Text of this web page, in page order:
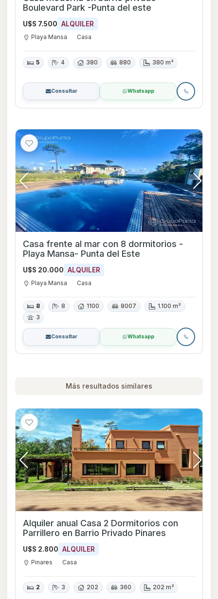
Boulevard Park -Punta del este
U$S 7.500 ALQUILER
Playa Mansa Casa
5 4 380 880 380 m²
Consultar Whatsapp
Casa frente al mar con 8 dormitorios -
Playa Mansa- Punta del Este
U$S 20.000 ALQUILER
Playa Mansa Casa
8 8 1100 8007
1.100 m²
3
Consultar Whatsapp
Más resultados similares
Alquiler anual Casa 2 Dormitorios con
Parrillero en Barrio Privado Pinares
U$S 2.800 ALQUILER
Pinares Casa
2 3 202 360 202 m²